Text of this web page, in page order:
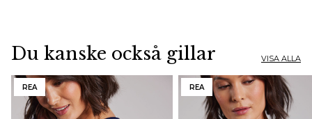
Du kanske också gillar VISA ALLA
REA REA